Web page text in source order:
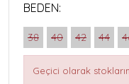
BEDEN:
38 40 42 44
Geçici olarak